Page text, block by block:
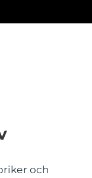
och